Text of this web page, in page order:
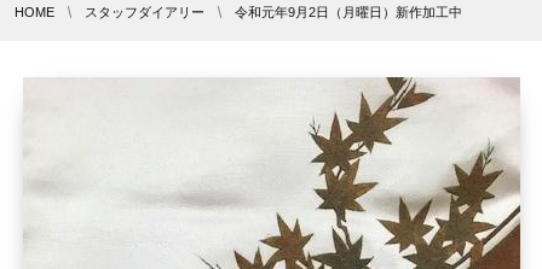
HOME スタッフダイアリー 令和元年9月2日（月曜日）新作加工中